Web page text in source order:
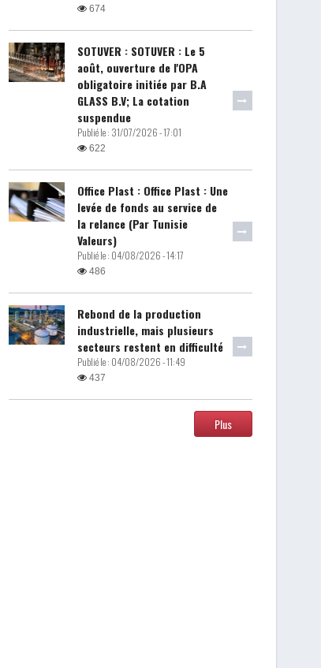
674
SOTUVER : SOTUVER : Le 5
août, ouverture de l'OPA
obligatoire initiée par B.A
GLASS B.V; La cotation
suspendue
Publié le : 31/07/2026 - 17:01
622
Office Plast : Office Plast : Une
levée de fonds au service de
la relance (Par Tunisie
Valeurs)
Publié le : 04/08/2026 - 14:17
486
Rebond de la production
industrielle, mais plusieurs
secteurs restent en difficulté
Publié le : 04/08/2026 - 11:49
437
Plus